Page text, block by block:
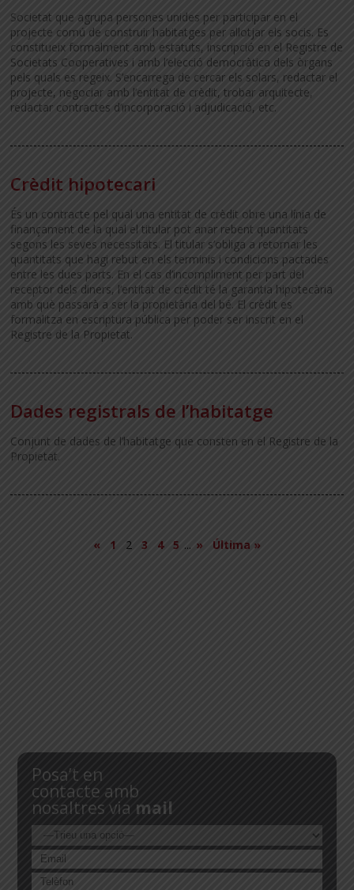
Societat que agrupa persones unides per participar en el
projecte comú de construir habitatges per allotjar els socis. Es
constitueix formalment amb estatuts, inscripció en el Registre de
Societats Cooperatives i amb l’elecció democràtica dels òrgans
pels quals es regeix. S’encarrega de cercar els solars, redactar el
projecte, negociar amb l’entitat de crèdit, trobar arquitecte,
redactar contractes d’incorporació i adjudicació, etc.
Crèdit hipotecari
És un contracte pel qual una entitat de crèdit obre una línia de
finançament de la qual el titular pot anar rebent quantitats
segons les seves necessitats. El titular s’obliga a retornar les
quantitats que hagi rebut en els terminis i condicions pactades
entre les dues parts. En el cas d’incompliment per part del
receptor dels diners, l’entitat de crèdit té la garantia hipotecària
amb què passarà a ser la propietària del bé. El crèdit es
formalitza en escriptura pública per poder ser inscrit en el
Registre de la Propietat.
Dades registrals de l’habitatge
Conjunt de dades de l’habitatge que consten en el Registre de la
Propietat.
« 1 2 3 4 5 ... » Última »
Posa’t en
contacte amb
nosaltres via mail